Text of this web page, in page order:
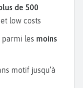
de 500
low costs
parmi les moins
motif jusqu’à